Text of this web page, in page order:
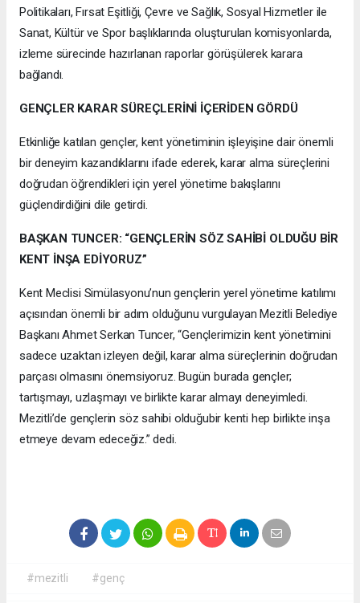
Politikaları, Fırsat Eşitliği, Çevre ve Sağlık, Sosyal Hizmetler ile
Sanat, Kültür ve Spor başlıklarında oluşturulan komisyonlarda,
izleme sürecinde hazırlanan raporlar görüşülerek karara
bağlandı.
GENÇLER KARAR SÜREÇLERİNİ İÇERİDEN GÖRDÜ
Etkinliğe katılan gençler, kent yönetiminin işleyişine dair önemli
bir deneyim kazandıklarını ifade ederek, karar alma süreçlerini
doğrudan öğrendikleri için yerel yönetime bakışlarını
güçlendirdiğini dile getirdi.
BAŞKAN TUNCER: “GENÇLERİN SÖZ SAHİBİ OLDUĞU BİR
KENT İNŞA EDİYORUZ”
Kent Meclisi Simülasyonu’nun gençlerin yerel yönetime katılımı
açısından önemli bir adım olduğunu vurgulayan Mezitli Belediye
Başkanı Ahmet Serkan Tuncer, “Gençlerimizin kent yönetimini
sadece uzaktan izleyen değil, karar alma süreçlerinin doğrudan
parçası olmasını önemsiyoruz. Bugün burada gençler;
tartışmayı, uzlaşmayı ve birlikte karar almayı deneyimledi.
Mezitli’de gençlerin söz sahibi olduğubir kenti hep birlikte inşa
etmeye devam edeceğiz.” dedi.
#mezitli #genç